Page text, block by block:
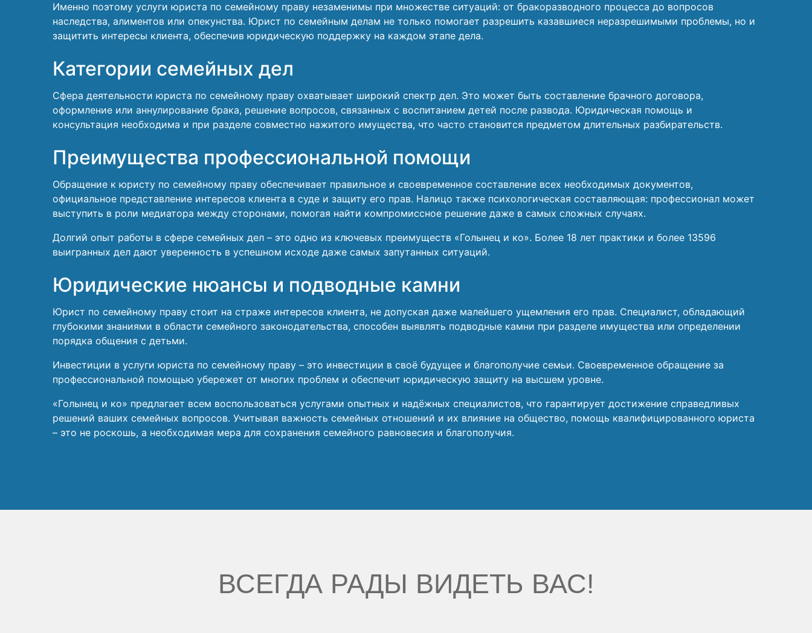
Именно поэтому услуги юриста по семейному праву незаменимы при множестве ситуаций: от бракоразводного процесса до вопросов
наследства, алиментов или опекунства. Юрист по семейным делам не только помогает разрешить казавшиеся неразрешимыми проблемы, но и
защитить интересы клиента, обеспечив юридическую поддержку на каждом этапе дела.
Категории семейных дел
Сфера деятельности юриста по семейному праву охватывает широкий спектр дел. Это может быть составление брачного договора,
оформление или аннулирование брака, решение вопросов, связанных с воспитанием детей после развода. Юридическая помощь и
консультация необходима и при разделе совместно нажитого имущества, что часто становится предметом длительных разбирательств.
Преимущества профессиональной помощи
Обращение к юристу по семейному праву обеспечивает правильное и своевременное составление всех необходимых документов,
официальное представление интересов клиента в суде и защиту его прав. Налицо также психологическая составляющая: профессионал может
выступить в роли медиатора между сторонами, помогая найти компромиссное решение даже в самых сложных случаях.
Долгий опыт работы в сфере семейных дел – это одно из ключевых преимуществ «Голынец и ко». Более 18 лет практики и более 13596
выигранных дел дают уверенность в успешном исходе даже самых запутанных ситуаций.
Юридические нюансы и подводные камни
Юрист по семейному праву стоит на страже интересов клиента, не допуская даже малейшего ущемления его прав. Специалист, обладающий
глубокими знаниями в области семейного законодательства, способен выявлять подводные камни при разделе имущества или определении
порядка общения с детьми.
Инвестиции в услуги юриста по семейному праву – это инвестиции в своё будущее и благополучие семьи. Своевременное обращение за
профессиональной помощью убережет от многих проблем и обеспечит юридическую защиту на высшем уровне.
«Голынец и ко» предлагает всем воспользоваться услугами опытных и надёжных специалистов, что гарантирует достижение справедливых
решений ваших семейных вопросов. Учитывая важность семейных отношений и их влияние на общество, помощь квалифицированного юриста
– это не роскошь, а необходимая мера для сохранения семейного равновесия и благополучия.
ВСЕГДА РАДЫ ВИДЕТЬ ВАС!